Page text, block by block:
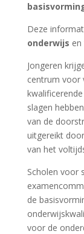
Deze
onderwijs en
Jongeren
centrum voor
slagen
van de
uitgereikt
van het
Scholen voor
de
voor de